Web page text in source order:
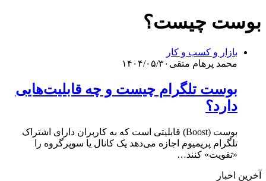
بوست چیست؟
بازار و کسب و کار
محمد پرهام متقی ۱۴۰۴/۰۵/۳۰
بوست تلگرام چیست و چه قابلیت‌هایی
دارد؟
بوست (Boost) قابلیتی است که به کاربران دارای اشتراک
تلگرام پریمیوم اجازه می‌دهد یک کانال یا سوپرگروه را
«تقویت» کنند…
آخرین اخبار